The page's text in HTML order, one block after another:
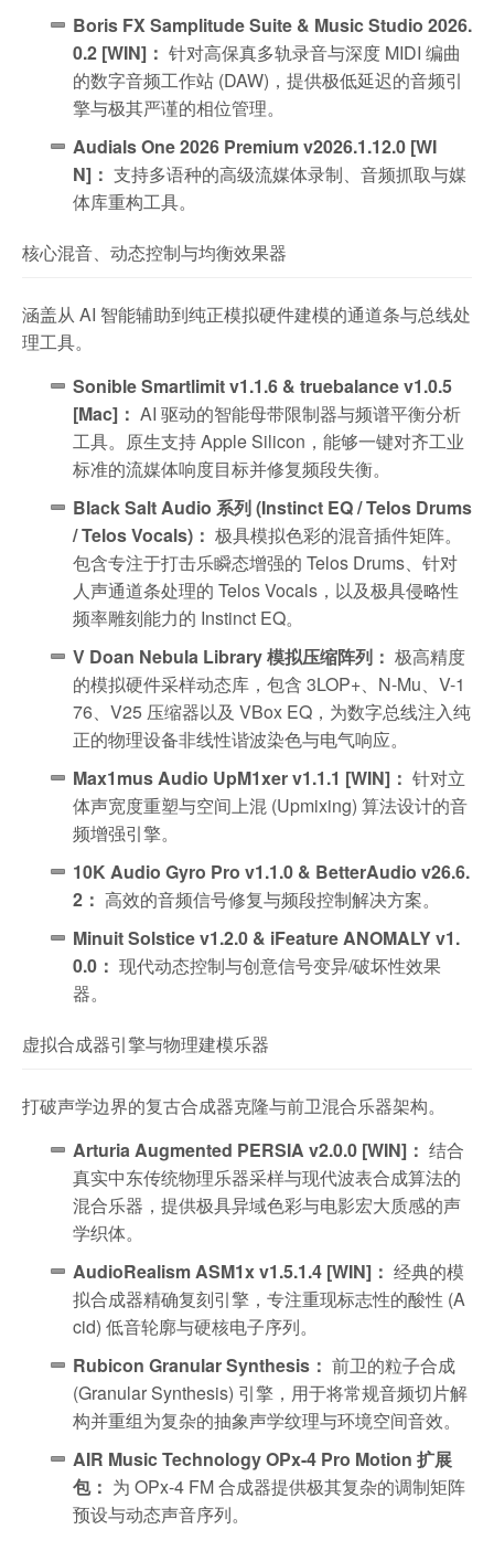
Boris FX Samplitude Suite & Music Studio 2026.
0.2 [WIN]： 针对高保真多轨录音与深度 MIDI 编曲
的数字音频工作站 (DAW)，提供极低延迟的音频引
擎与极其严谨的相位管理。
Audials One 2026 Premium v2026.1.12.0 [WI
N]： 支持多语种的高级流媒体录制、音频抓取与媒
体库重构工具。
核心混音、动态控制与均衡效果器
涵盖从 AI 智能辅助到纯正模拟硬件建模的通道条与总线处
理工具。
Sonible Smartlimit v1.1.6 & truebalance v1.0.5
[Mac]： AI 驱动的智能母带限制器与频谱平衡分析
工具。原生支持 Apple Silicon，能够一键对齐工业
标准的流媒体响度目标并修复频段失衡。
Black Salt Audio 系列 (Instinct EQ / Telos Drums
/ Telos Vocals)： 极具模拟色彩的混音插件矩阵。
包含专注于打击乐瞬态增强的 Telos Drums、针对
人声通道条处理的 Telos Vocals，以及极具侵略性
频率雕刻能力的 Instinct EQ。
V Doan Nebula Library 模拟压缩阵列： 极高精度
的模拟硬件采样动态库，包含 3LOP+、N-Mu、V-1
76、V25 压缩器以及 VBox EQ，为数字总线注入纯
正的物理设备非线性谐波染色与电气响应。
Max1mus Audio UpM1xer v1.1.1 [WIN]： 针对立
体声宽度重塑与空间上混 (Upmixing) 算法设计的音
频增强引擎。
10K Audio Gyro Pro v1.1.0 & BetterAudio v26.6.
2： 高效的音频信号修复与频段控制解决方案。
Minuit Solstice v1.2.0 & iFeature ANOMALY v1.
0.0： 现代动态控制与创意信号变异/破坏性效果
器。
虚拟合成器引擎与物理建模乐器
打破声学边界的复古合成器克隆与前卫混合乐器架构。
Arturia Augmented PERSIA v2.0.0 [WIN]： 结合
真实中东传统物理乐器采样与现代波表合成算法的
混合乐器，提供极具异域色彩与电影宏大质感的声
学织体。
AudioRealism ASM1x v1.5.1.4 [WIN]： 经典的模
拟合成器精确复刻引擎，专注重现标志性的酸性 (A
cid) 低音轮廓与硬核电子序列。
Rubicon Granular Synthesis： 前卫的粒子合成
(Granular Synthesis) 引擎，用于将常规音频切片解
构并重组为复杂的抽象声学纹理与环境空间音效。
AIR Music Technology OPx-4 Pro Motion 扩展
包： 为 OPx-4 FM 合成器提供极其复杂的调制矩阵
预设与动态声音序列。